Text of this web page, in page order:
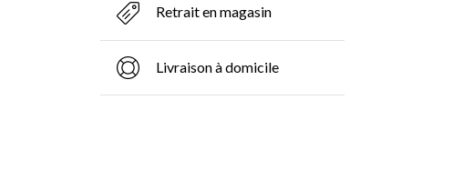
Retrait en magasin
Livraison à domicile